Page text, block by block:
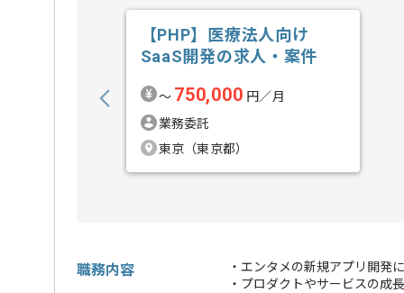
【PHP】医療法人向け
SaaS開発の求人・案件
〜 750,000 円／月
業務委託
東京（東京都）
職務内容
・エンタメの新規アプリ開発
・プロダクトやサービスの成